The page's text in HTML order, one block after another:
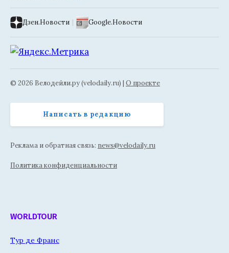
Дзен.Новости | Google.Новости
© 2026 Велодейли.ру (velodaily.ru) | О проекте
Написать в редакцию
Реклама и обратная связь: news@velodaily.ru
Политика конфиденциальности
WORLDTOUR
Тур де Франс